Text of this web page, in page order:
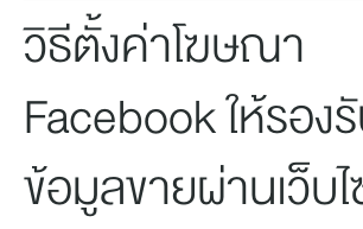
วิธีตั้งค่าโฆษณา
Facebook ให้รอง
ข้อมูลขายผ่านเว็บ